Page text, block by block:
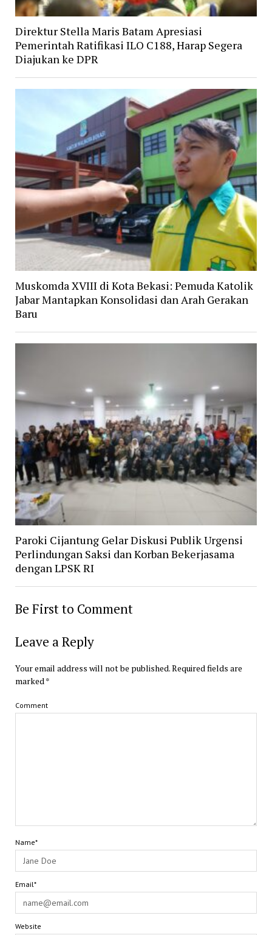
Direktur Stella Maris Batam Apresiasi
Pemerintah Ratifikasi ILO C188, Harap Segera
Diajukan ke DPR
Muskomda XVIII di Kota Bekasi: Pemuda Katolik
Jabar Mantapkan Konsolidasi dan Arah Gerakan
Baru
Paroki Cijantung Gelar Diskusi Publik Urgensi
Perlindungan Saksi dan Korban Bekerjasama
dengan LPSK RI
Be First to Comment
Leave a Reply
Your email address will not be published.Required fields are
marked*
Comment
Name*
Email*
Website